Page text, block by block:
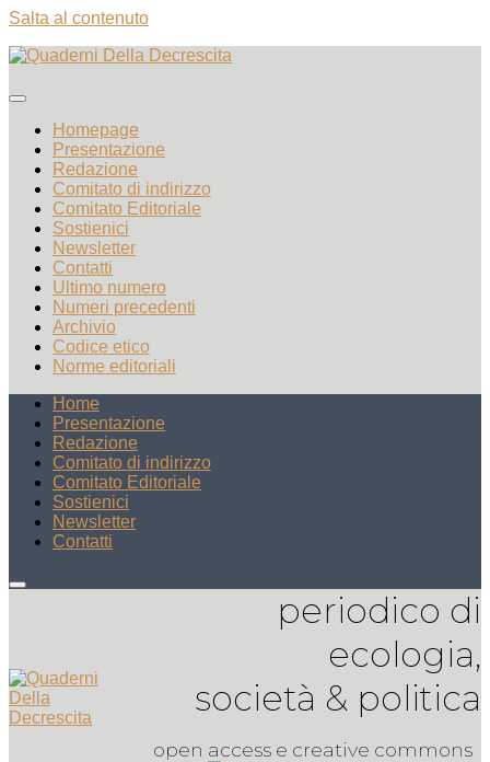
Salta al contenuto
Homepage
Presentazione
Redazione
Comitato di indirizzo
Comitato Editoriale
Sostienici
Newsletter
Contatti
Ultimo numero
Numeri precedenti
Archivio
Codice etico
Norme editoriali
Home
Presentazione
Redazione
Comitato di indirizzo
Comitato Editoriale
Sostienici
Newsletter
Contatti
periodico di
ecologia,
società & politica
open access e creative commons